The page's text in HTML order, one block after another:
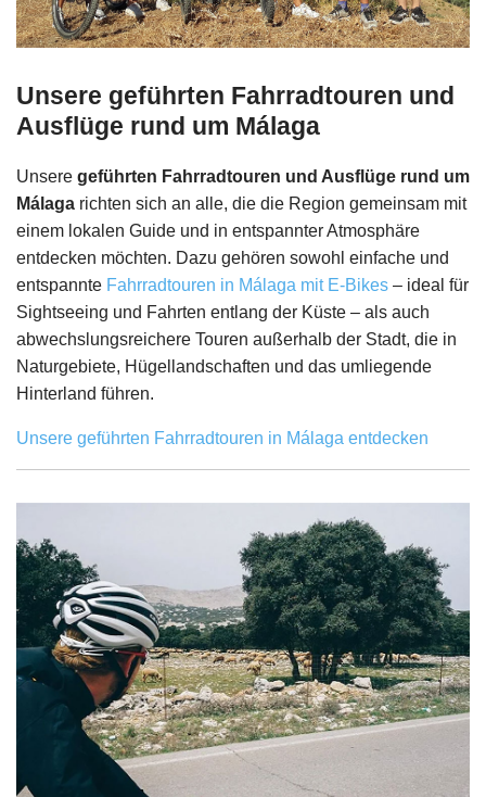
Unsere geführten Fahrradtouren und
Ausflüge rund um Málaga
Unsere geführten Fahrradtouren und Ausflüge rund um
Málaga richten sich an alle, die die Region gemeinsam mit
einem lokalen Guide und in entspannter Atmosphäre
entdecken möchten. Dazu gehören sowohl einfache und
entspannte Fahrradtouren in Málaga mit E-Bikes – ideal für
Sightseeing und Fahrten entlang der Küste – als auch
abwechslungsreichere Touren außerhalb der Stadt, die in
Naturgebiete, Hügellandschaften und das umliegende
Hinterland führen.
Unsere geführten Fahrradtouren in Málaga entdecken